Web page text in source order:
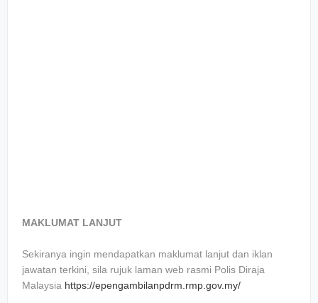
MAKLUMAT LANJUT
Sekiranya ingin mendapatkan maklumat lanjut dan iklan
jawatan terkini, sila rujuk laman web rasmi Polis Diraja
Malaysia https://epengambilanpdrm.rmp.gov.my/